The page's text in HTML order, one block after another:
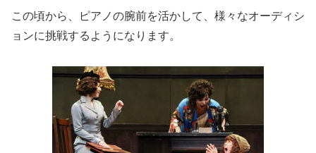
この頃から、ピアノの腕前を活かして、様々なオーディシ
ョンに挑戦するようになります。